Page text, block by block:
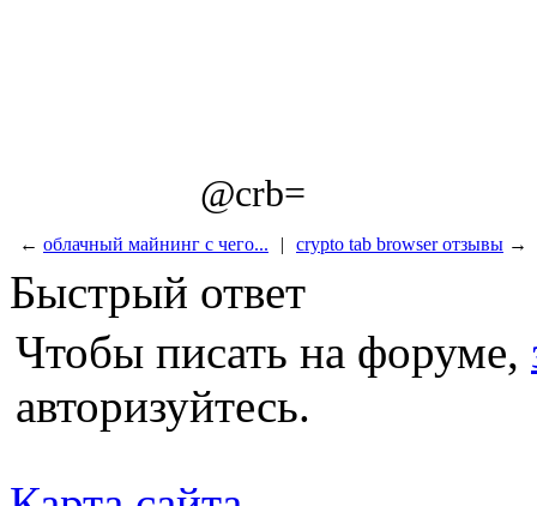
@crb=
← облачный майнинг с чего... | crypto tab browser отзывы →
Быстрый ответ
Чтобы писать на форуме,
авторизуйтесь.